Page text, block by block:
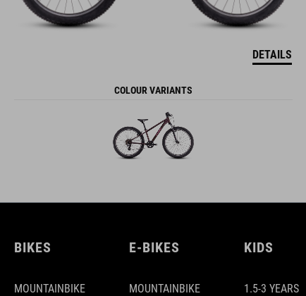
DETAILS
COLOUR VARIANTS
BIKES
MOUNTAINBIKE
E-BIKES
MOUNTAINBIKE
KIDS
1.5-3 YEARS